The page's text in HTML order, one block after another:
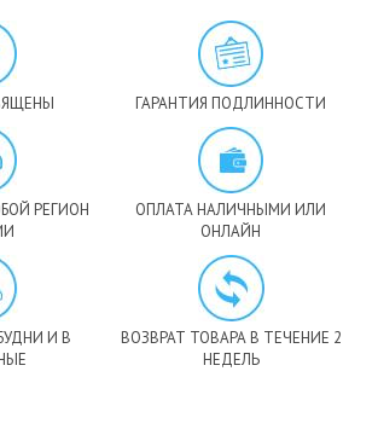
ГАРАНТИЯ ПОДЛИННОСТИ
РЕГИОН
ОПЛАТА НАЛИЧНЫМИ ИЛИ
ОНЛАЙН
И В
ВОЗВРАТ ТОВАРА В ТЕЧЕНИЕ 2
НЕДЕЛЬ